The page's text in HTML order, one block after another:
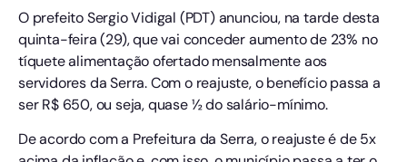
O prefeito Sergio Vidigal (PDT) anunciou, na tarde desta
quinta-feira (29), que vai conceder aumento de 23% no
tíquete alimentação ofertado mensalmente aos
servidores da Serra. Com o reajuste, o benefício passa a
ser R$ 650, ou seja, quase ½ do salário-mínimo.
De acordo com a Prefeitura da Serra, o reajuste é de 5x